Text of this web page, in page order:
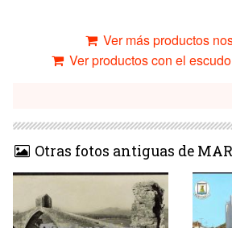
Ver más productos
Ver productos con el
Otras fotos antiguas de